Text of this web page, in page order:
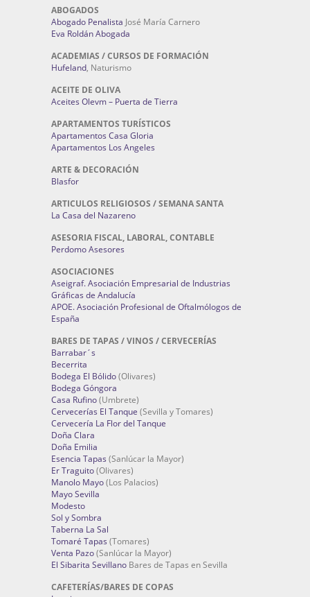
ABOGADOS
Abogado Penalista José María Carnero
Eva Roldán Abogada
ACADEMIAS / CURSOS DE FORMACIÓN
Hufeland, Naturismo
ACEITE DE OLIVA
Aceites Olevm – Puerta de Tierra
APARTAMENTOS TURÍSTICOS
Apartamentos Casa Gloria
Apartamentos Los Angeles
ARTE & DECORACIÓN
Blasfor
ARTICULOS RELIGIOSOS / SEMANA SANTA
La Casa del Nazareno
ASESORIA FISCAL, LABORAL, CONTABLE
Perdomo Asesores
ASOCIACIONES
Aseigraf. Asociación Empresarial de Industrias
Gráficas de Andalucía
APOE. Asociación Profesional de Oftalmólogos de
España
BARES DE TAPAS / VINOS / CERVECERÍAS
Barrabar´s
Becerrita
Bodega El Bólido(Olivares)
Bodega Góngora
Casa Rufino(Umbrete)
Cervecerías El Tanque (Sevilla y Tomares)
Cervecería La Flor del Tanque
Doña Clara
Doña Emilia
Esencia Tapas (Sanlúcar la Mayor)
Er Traguito(Olivares)
Manolo Mayo(Los Palacios)
Mayo Sevilla
Modesto
Sol y Sombra
Taberna La Sal
Tomaré Tapas (Tomares)
Venta Pazo(Sanlúcar la Mayor)
El Sibarita Sevillano Bares de Tapas en Sevilla
CAFETERÍAS/BARES DE COPAS